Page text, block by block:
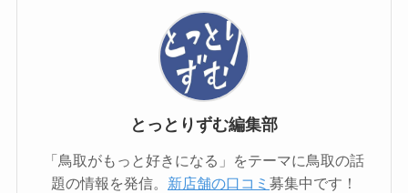
とっとりずむ編集部
「鳥取がもっと好きになる」をテーマに鳥取の話
題の情報を発信。 新店舗の口コミ 募集中です！